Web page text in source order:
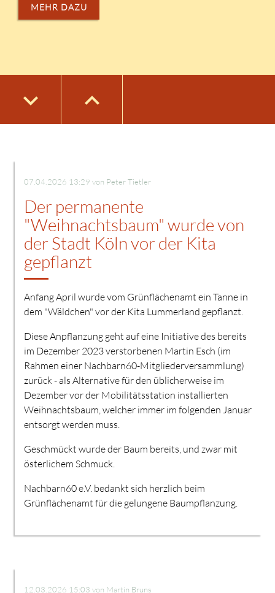
MEHR DAZU
keyboard_arrow_down keyboard_arrow_up
07.04.2026 13:29 von Peter Tietler
Der permanente
"Weihnachtsbaum" wurde von
der Stadt Köln vor der Kita
gepflanzt
Anfang April wurde vom Grünflächenamt ein Tanne in
dem "Wäldchen" vor der Kita Lummerland gepflanzt.
Diese Anpflanzung geht auf eine Initiative des bereits
im Dezember 2023 verstorbenen Martin Esch (im
Rahmen einer Nachbarn60-Mitgliederversammlung)
zurück - als Alternative für den üblicherweise im
Dezember vor der Mobilitätsstation installierten
Weihnachtsbaum, welcher immer im folgenden Januar
entsorgt werden muss.
Geschmückt wurde der Baum bereits, und zwar mit
österlichem Schmuck.
Nachbarn60 e.V. bedankt sich herzlich beim
Grünflächenamt für die gelungene Baumpflanzung.
12.03.2026 15:03 von Martin Bruns